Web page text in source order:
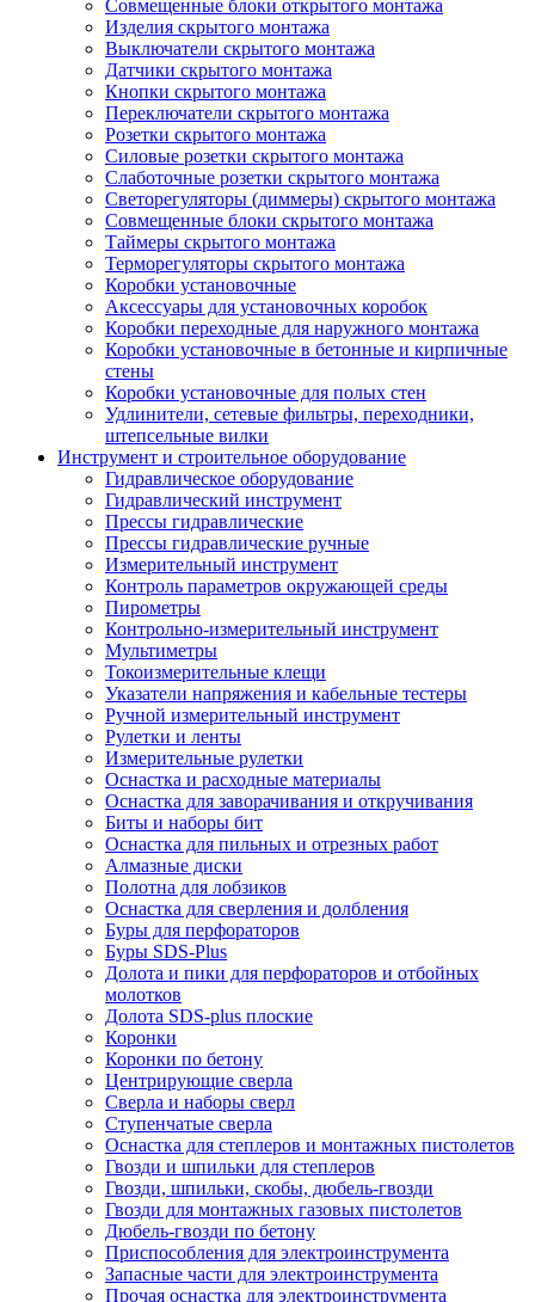
Совмещенные блоки открытого монтажа
Изделия скрытого монтажа
Выключатели скрытого монтажа
Датчики скрытого монтажа
Кнопки скрытого монтажа
Переключатели скрытого монтажа
Розетки скрытого монтажа
Силовые розетки скрытого монтажа
Слаботочные розетки скрытого монтажа
Светорегуляторы (диммеры) скрытого монтажа
Совмещенные блоки скрытого монтажа
Таймеры скрытого монтажа
Терморегуляторы скрытого монтажа
Коробки установочные
Аксессуары для установочных коробок
Коробки переходные для наружного монтажа
Коробки установочные в бетонные и кирпичные
стены
Коробки установочные для полых стен
Удлинители, сетевые фильтры, переходники,
штепсельные вилки
Инструмент и строительное оборудование
Гидравлическое оборудование
Гидравлический инструмент
Прессы гидравлические
Прессы гидравлические ручные
Измерительный инструмент
Контроль параметров окружающей среды
Пирометры
Контрольно-измерительный инструмент
Мультиметры
Токоизмерительные клещи
Указатели напряжения и кабельные тестеры
Ручной измерительный инструмент
Рулетки и ленты
Измерительные рулетки
Оснастка и расходные материалы
Оснастка для заворачивания и откручивания
Биты и наборы бит
Оснастка для пильных и отрезных работ
Алмазные диски
Полотна для лобзиков
Оснастка для сверления и долбления
Буры для перфораторов
Буры SDS-Plus
Долота и пики для перфораторов и отбойных
молотков
Долота SDS-plus плоские
Коронки
Коронки по бетону
Центрирующие сверла
Сверла и наборы сверл
Ступенчатые сверла
Оснастка для степлеров и монтажных пистолетов
Гвозди и шпильки для степлеров
Гвозди, шпильки, скобы, дюбель-гвозди
Гвозди для монтажных газовых пистолетов
Дюбель-гвозди по бетону
Приспособления для электроинструмента
Запасные части для электроинструмента
Прочая оснастка для электроинструмента